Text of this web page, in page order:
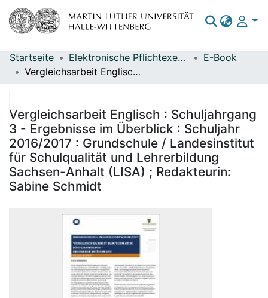
Bereiche & Sammlungen
Statistiken
Startseite Elektronische Pflichtexemplare
E-Book
Vergleichsarbeit Englisch : Schuljahrgang 3 - Ergebnisse im Überblick : Schuljahr 2016/2017 : Grundschule / Landesinstitut für Schulqualität und Lehrerbildung Sachsen-Anhalt (LISA) ; Redakteurin: Sabine Schmidt
Vergleichsarbeit Englisch : Schuljahrgang
3 - Ergebnisse im Überblick : Schuljahr
2016/2017 : Grundschule / Landesinstitut
für Schulqualität und Lehrerbildung
Sachsen-Anhalt (LISA) ; Redakteurin:
Sabine Schmidt